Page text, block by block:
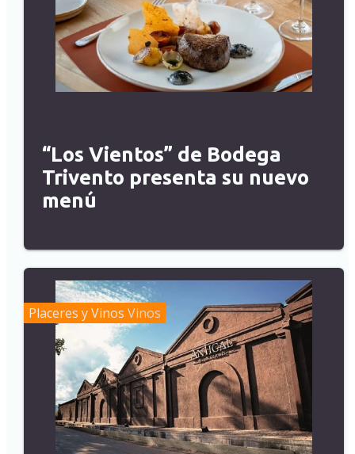
“Los Vientos” de Bodega
Trivento presenta su nuevo
menú
Placeres y Vinos Vinos